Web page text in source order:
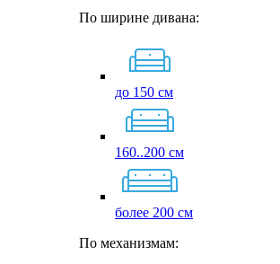
По ширине дивана:
до 150 см
160..200 см
более 200 см
По механизмам: